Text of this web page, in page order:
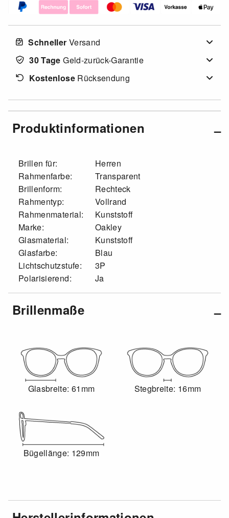
Schneller Versand
30 Tage Geld-zurück-Garantie
KostenloseRücksendung
Produktinformationen
Brillen für:
Herren
Rahmenfarbe:
Transparent
Brillenform:
Rechteck
Rahmentyp:
Vollrand
Rahmenmaterial:
Kunststoff
Marke:
Oakley
Glasmaterial:
Kunststoff
Glasfarbe:
Blau
Lichtschutzstufe:
3P
Polarisierend:
Ja
Brillenmaße
Glasbreite: 61mm Stegbreite: 16mm
Bügellänge: 129mm